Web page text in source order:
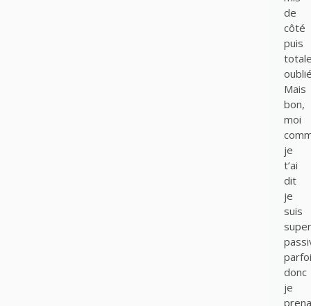
de
côté
puis
Mais
bon,
moi
je
t’ai
dit
je
suis
super
donc
je